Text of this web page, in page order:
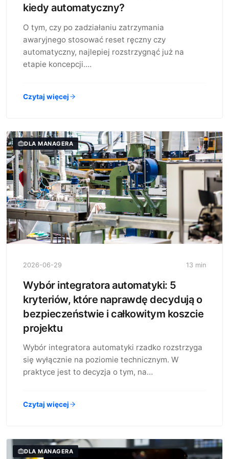
kiedy automatyczny?
O tym, czy po zadziałaniu zatrzymania
awaryjnego stosować reset ręczny czy
automatyczny, najlepiej rozstrzygnąć już na
etapie koncepcji.…
Czytaj więcej
DLA MANAGERA
2026-06-29 13 min
Wybór integratora automatyki: 5
kryteriów, które naprawdę decydują o
bezpieczeństwie i całkowitym koszcie
projektu
Wybór integratora automatyki rzadko rozstrzyga
się wyłącznie na poziomie technicznym. W
praktyce jest to decyzja o tym, na…
Czytaj więcej
DLA MANAGERA